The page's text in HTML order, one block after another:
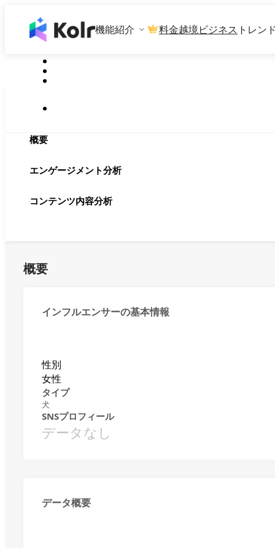
機能紹介 料金越境ビジネス トレン
概要
エンゲージメント分析
コンテンツ内容分析
概要
インフルエンサーの基本情報
性別
女性
タイプ
犬
SNSプロフィール
データなし
データ概要